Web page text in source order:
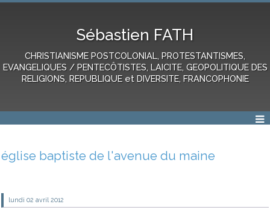
Sébastien FATH
CHRISTIANISME POSTCOLONIAL, PROTESTANTISMES,
EVANGELIQUES / PENTECÔTISTES, LAICITE, GEOPOLITIQUE DES
RELIGIONS, REPUBLIQUE et DIVERSITE, FRANCOPHONIE
église baptiste de l'avenue du maine
lundi 02 avril 2012